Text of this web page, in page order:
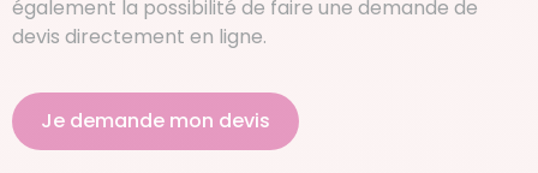
également la possibilité de faire une demande de
devis directement en ligne.
Je demande mon devis